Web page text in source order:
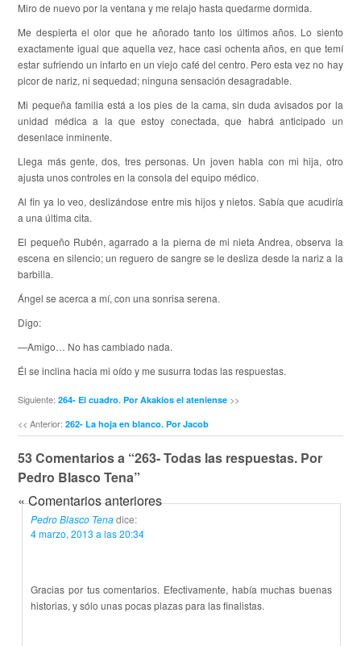
Miro de nuevo por la ventana y me relajo hasta quedarme dormida.
Me despierta el olor que he añorado tanto los últimos años. Lo siento
exactamente igual que aquella vez, hace casi ochenta años, en que temí
estar sufriendo un infarto en un viejo café del centro. Pero esta vez no hay
picor de nariz, ni sequedad; ninguna sensación desagradable.
Mi pequeña familia está a los pies de la cama, sin duda avisados por la
unidad médica a la que estoy conectada, que habrá anticipado un
desenlace inminente.
Llega más gente, dos, tres personas. Un joven habla con mi hija, otro
ajusta unos controles en la consola del equipo médico.
Al fin ya lo veo, deslizándose entre mis hijos y nietos. Sabía que acudiría
a una última cita.
El pequeño Rubén, agarrado a la pierna de mi nieta Andrea, observa la
escena en silencio; un reguero de sangre se le desliza desde la nariz a la
barbilla.
Ángel se acerca a mí, con una sonrisa serena.
Digo:
—Amigo… No has cambiado nada.
Él se inclina hacia mi oído y me susurra todas las respuestas.
Siguiente:264- El cuadro. Por Akakios el ateniense >>
<< Anterior:262- La hoja en blanco. Por Jacob
53 Comentarios a “263- Todas las respuestas. Por
Pedro Blasco Tena”
« Comentarios anteriores
Pedro Blasco Tena dice:
4 marzo, 2013 a las 20:34
Gracias por tus comentarios. Efectivamente, había muchas buenas
historias, y sólo unas pocas plazas para las finalistas.